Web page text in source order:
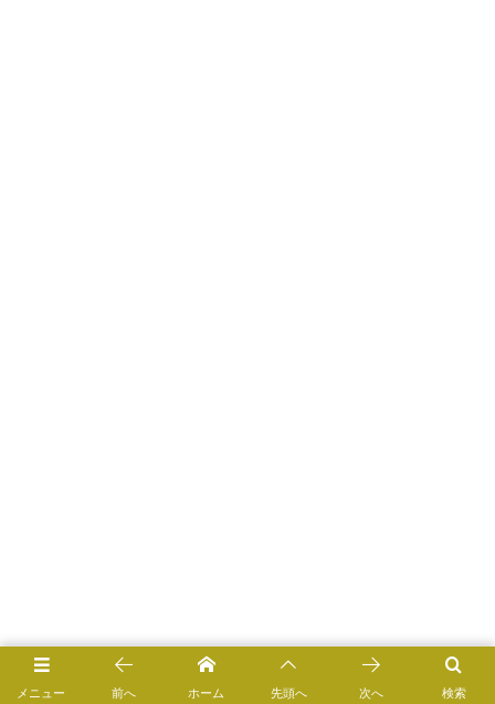
メニュー 検索
前へ ホーム 先頭へ 次へ